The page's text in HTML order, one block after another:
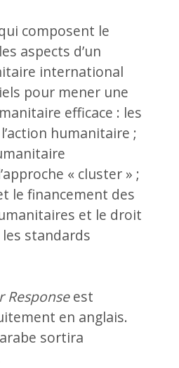
composent le
aspects d’un
international
pour mener une
efficace : les
humanitaire ;
« cluster » ;
le financement des
et le droit
standards
Responseest
en anglais.
sortira